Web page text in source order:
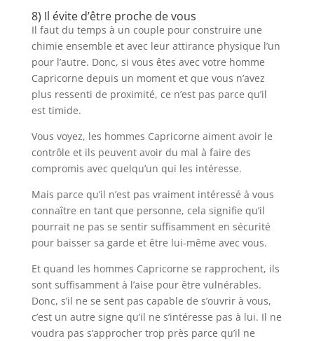
8) Il évite d’être proche de vous
Il faut du temps à un couple pour construire une
chimie ensemble et avec leur attirance physique l’un
pour l’autre. Donc, si vous êtes avec votre homme
Capricorne depuis un moment et que vous n’avez
plus ressenti de proximité, ce n’est pas parce qu’il
est timide.
Vous voyez, les hommes Capricorne aiment avoir le
contrôle et ils peuvent avoir du mal à faire des
compromis avec quelqu’un qui les intéresse.
Mais parce qu’il n’est pas vraiment intéressé à vous
connaître en tant que personne, cela signifie qu’il
pourrait ne pas se sentir suffisamment en sécurité
pour baisser sa garde et être lui-même avec vous.
Et quand les hommes Capricorne se rapprochent, ils
sont suffisamment à l’aise pour être vulnérables.
Donc, s’il ne se sent pas capable de s’ouvrir à vous,
c’est un autre signe qu’il ne s’intéresse pas à lui. Il ne
voudra pas s’approcher trop près parce qu’il ne